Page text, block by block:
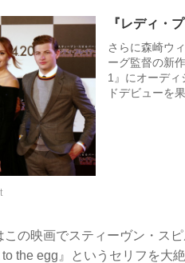
『レディ・
さらに森崎ウ
ーグ監督の新
1』にオーディ
ドデビューを
の映画でスティーヴン・ス
the egg』というセリフを大